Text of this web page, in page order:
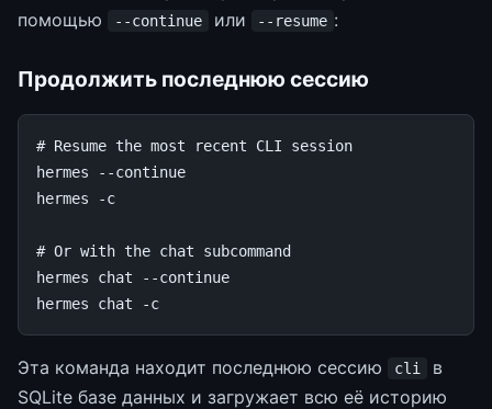
помощью
--continue или --resume :
Продолжить последнюю сессию
# Resume the most recent CLI session
hermes
--continue
hermes
-c
# Or with the chat subcommand
hermes
chat
--continue
hermes
chat
Эта команда находит последнюю сессию cli
в
SQLite базе данных и загружает всю её историю